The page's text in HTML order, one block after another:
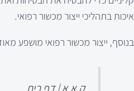
איכות בתהליכי ייצור מכשור רפואי.
בנוסף, ייצור מכשור רפואי מושפע
ק.א.א | דף בית